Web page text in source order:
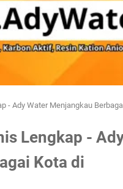
- Ady Water Menjangkau
Lengkap -
Kota di